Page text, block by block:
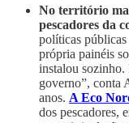
No território
pescadores da
políticas públicas
própria painéis
instalou sozinho.
governo”, conta
anos. A Eco
dos pescadores,